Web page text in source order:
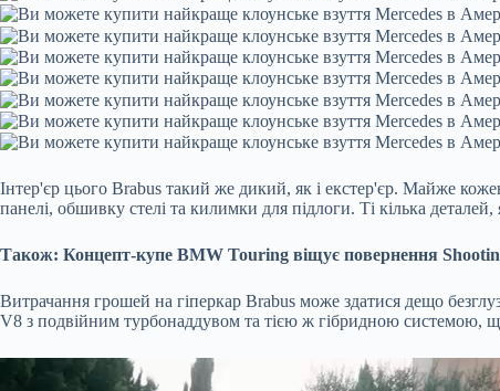
Інтер'єр цього Brabus такий же дикий, як і екстер'єр. Майже
панелі, обшивку стелі та килимки для підлоги. Ті кілька
Також: Концепт-купе BMW Touring віщує повернення
Витрачання грошей на гіперкар Brabus може здатися дещо
V8 з подвійним турбонаддувом та тією ж гібридною системою,